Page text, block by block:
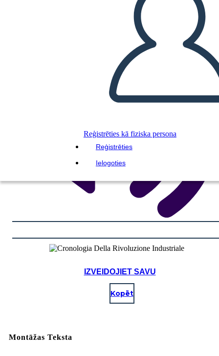
Reģistrēties kā fiziska persona
Reģistrēties
Ielogoties
ATSKAŅOT SLAIDRĀDI
IZLASI MAN
IZVEIDOJIET SAVU
Kopēt
Montāžas Teksta